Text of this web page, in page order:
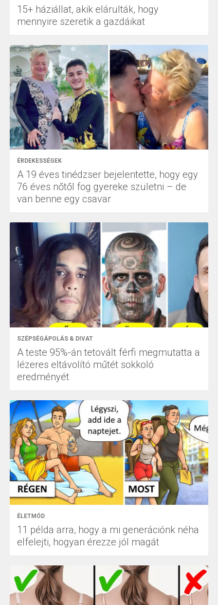
15+ háziállat, akik elárulták, hogy
mennyire szeretik a gazdáikat
ÉRDEKESSÉGEK
A 19 éves tinédzser bejelentette, hogy egy
76 éves nőtől fog gyereke születni – de
van benne egy csavar
SZÉPSÉGÁPOLÁS & DIVAT
A teste 95%-án tetovált férfi megmutatta a
lézeres eltávolító műtét sokkoló
eredményét
ÉLETMÓD
11 példa arra, hogy a mi generációnk néha
elfelejti, hogyan érezze jól magát